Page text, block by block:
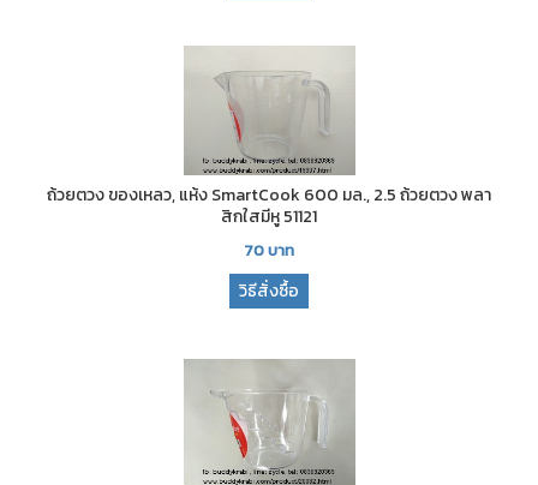
ถ้วยตวง ของเหลว, แห้ง SmartCook 600 มล., 2.5 ถ้วยตวง พลา
สิกใสมีหู 51121
70บาท
วิธีสั่งซื้อ